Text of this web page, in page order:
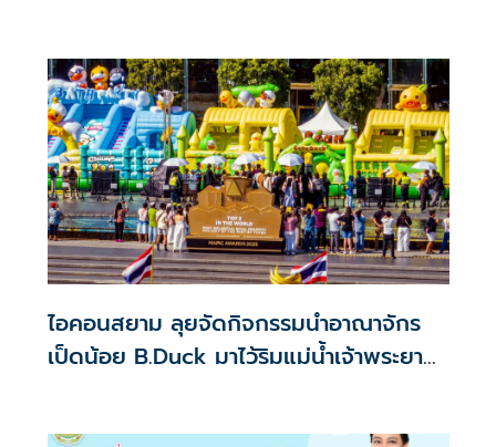
ไอคอนสยาม ลุยจัดกิจกรรมนำอาณาจักร
เป็ดน้อย B.Duck มาไว้ริมแม่น้ำเจ้าพระยา